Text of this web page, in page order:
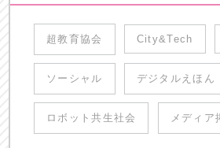
超教育協会 City&Tech
ソーシャル デジタルえほん
ロボット共生社会 メディア